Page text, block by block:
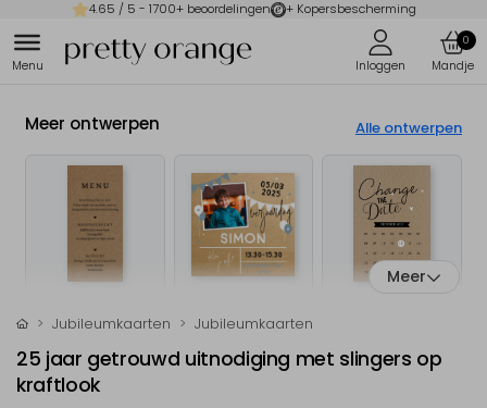
4.65 / 5 - 1700+ beoordelingen + Kopersbescherming
0
Meer ontwerpen Alle ontwerpen
Meer
Jubileumkaarten Jubileumkaarten
25 jaar getrouwd uitnodiging met slingers op
kraftlook